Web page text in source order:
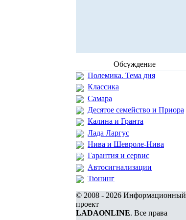
Обсуждение
Полемика. Тема дня
Классика
Самара
Десятое семейство и Приора
Калина и Гранта
Лада Ларгус
Нива и Шевроле-Нива
Гарантия и сервис
Автосигнализации
Тюнинг
© 2008 - 2026 Информационный
проект
LADAONLINE. Все права